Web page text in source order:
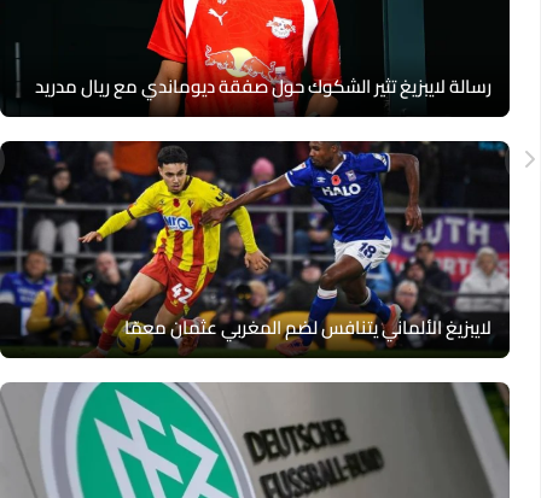
رسالة لايبزيغ تثير الشكوك حول صفقة ديوماندي مع ريال مدريد
لايبزيغ الألماني يتنافس لضم المغربي عثمان معمّا